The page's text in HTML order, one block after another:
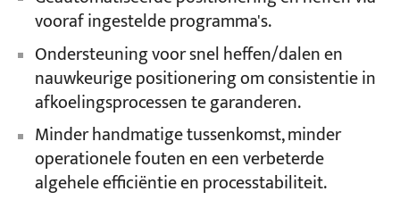
vooraf ingestelde programma's.
Ondersteuning voor snel heffen/dalen en
nauwkeurige positionering om consistentie in
afkoelingsprocessen te garanderen.
Minder handmatige tussenkomst, minder
operationele fouten en een verbeterde
algehele efficiëntie en processtabiliteit.